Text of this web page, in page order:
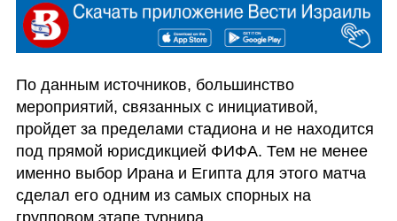
По данным источников, большинство
мероприятий, связанных с инициативой,
пройдет за пределами стадиона и не находится
под прямой юрисдикцией ФИФА. Тем не менее
именно выбор Ирана и Египта для этого матча
сделал его одним из самых спорных на
групповом этапе турнира.